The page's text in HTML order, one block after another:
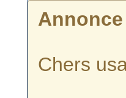
Annonce
Chers